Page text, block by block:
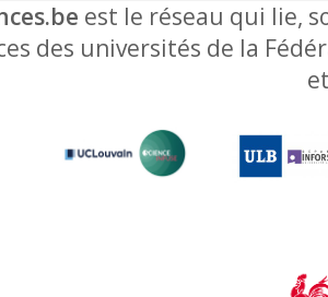
est le réseau qui lie,
des universités de la
et